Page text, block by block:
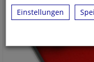
Einstellungen